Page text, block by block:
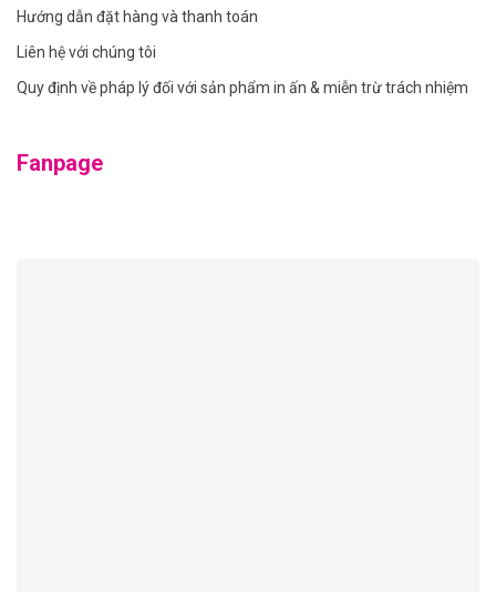
Hướng dẫn đặt hàng và thanh toán
Liên hệ với chúng tôi
Quy định về pháp lý đối với sản phẩm in ấn & miễn trừ trách nhiệm
Fanpage